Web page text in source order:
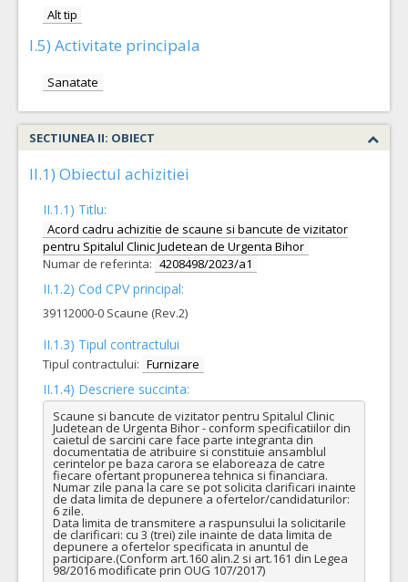
Alt tip
I.5) Activitate principala
Sanatate
SECTIUNEA II: OBIECT
II.1) Obiectul achizitiei
II.1.1) Titlu:
Acord cadru achizitie de scaune si bancute de vizitator
pentru Spitalul Clinic Judetean de Urgenta Bihor
Numar de referinta: 4208498/2023/a1
II.1.2) Cod CPV principal:
39112000-0 Scaune (Rev.2)
II.1.3) Tipul contractului
Tipul contractului: Furnizare
II.1.4) Descriere succinta:
Scaune si bancute de vizitator pentru Spitalul Clinic
Judetean de Urgenta Bihor - conform specificatiilor din
caietul de sarcini care face parte integranta din
documentatia de atribuire si constituie ansamblul
cerintelor pe baza carora se elaboreaza de catre
fiecare ofertant propunerea tehnica si financiara.
Numar zile pana la care se pot solicita clarificari inainte
de data limita de depunere a ofertelor/candidaturilor:
6 zile.
Data limita de transmitere a raspunsului la solicitarile
de clarificari: cu 3 (trei) zile inainte de data limita de
depunere a ofertelor specificata in anuntul de
participare.(Conform art.160 alin.2 si art.161 din Legea
98/2016 modificate prin OUG 107/2017)